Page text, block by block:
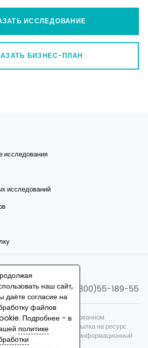
ИССЛЕДОВАНИЕ
БИЗНЕС-ПЛАН
исследования
исследований
8(800)55-189-55
запрещено, при согласованном
сайта необходима ссылка на ресурс.
носит исключительно информационный
офертой.
наш сайт,
даёте согласие на
файлов
Подробнее - в
политике